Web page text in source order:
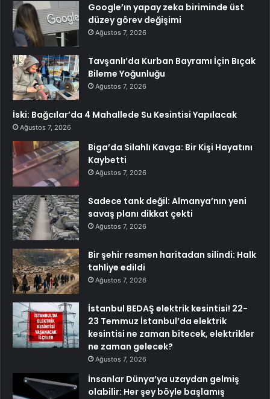
Google’ın yapay zeka biriminde üst
düzey görev değişimi
Ağustos 7, 2026
Tavşanlı’da Kurban Bayramı İçin Bıçak
Bileme Yoğunluğu
Ağustos 7, 2026
İski: Bağcılar’da 4 Mahallede Su Kesintisi Yapılacak
Ağustos 7, 2026
Biga’da Silahlı Kavga: Bir Kişi Hayatını
Kaybetti
Ağustos 7, 2026
Sadece tank değil: Almanya’nın yeni
savaş planı dikkat çekti
Ağustos 7, 2026
Bir şehir resmen haritadan silindi: Halk
tahliye edildi
Ağustos 7, 2026
İstanbul BEDAŞ elektrik kesintisi! 22-
23 Temmuz İstanbul’da elektrik
kesintisi ne zaman bitecek, elektrikler
ne zaman gelecek?
Ağustos 7, 2026
İnsanlar Dünya’ya uzaydan gelmiş
olabilir: Her şey böyle başlamış